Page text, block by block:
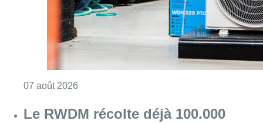
07 août 2026
Le RWDM récolte déjà 100.000